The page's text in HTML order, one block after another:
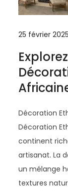
25 février 2025
Décoration
Décoration
continent
artisanat. La
un mélange
textures